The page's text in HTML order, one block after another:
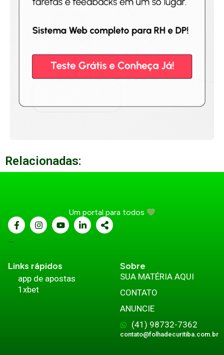
Relacionadas:
Um portal para todos
...
Links rápidos
app de apostas
1xbet
Sobre
SUA MATÉRIA AQUI
CONTATO
ANUNCIE
(41) 98732-7362
contato@folhadecuritiba.com.br